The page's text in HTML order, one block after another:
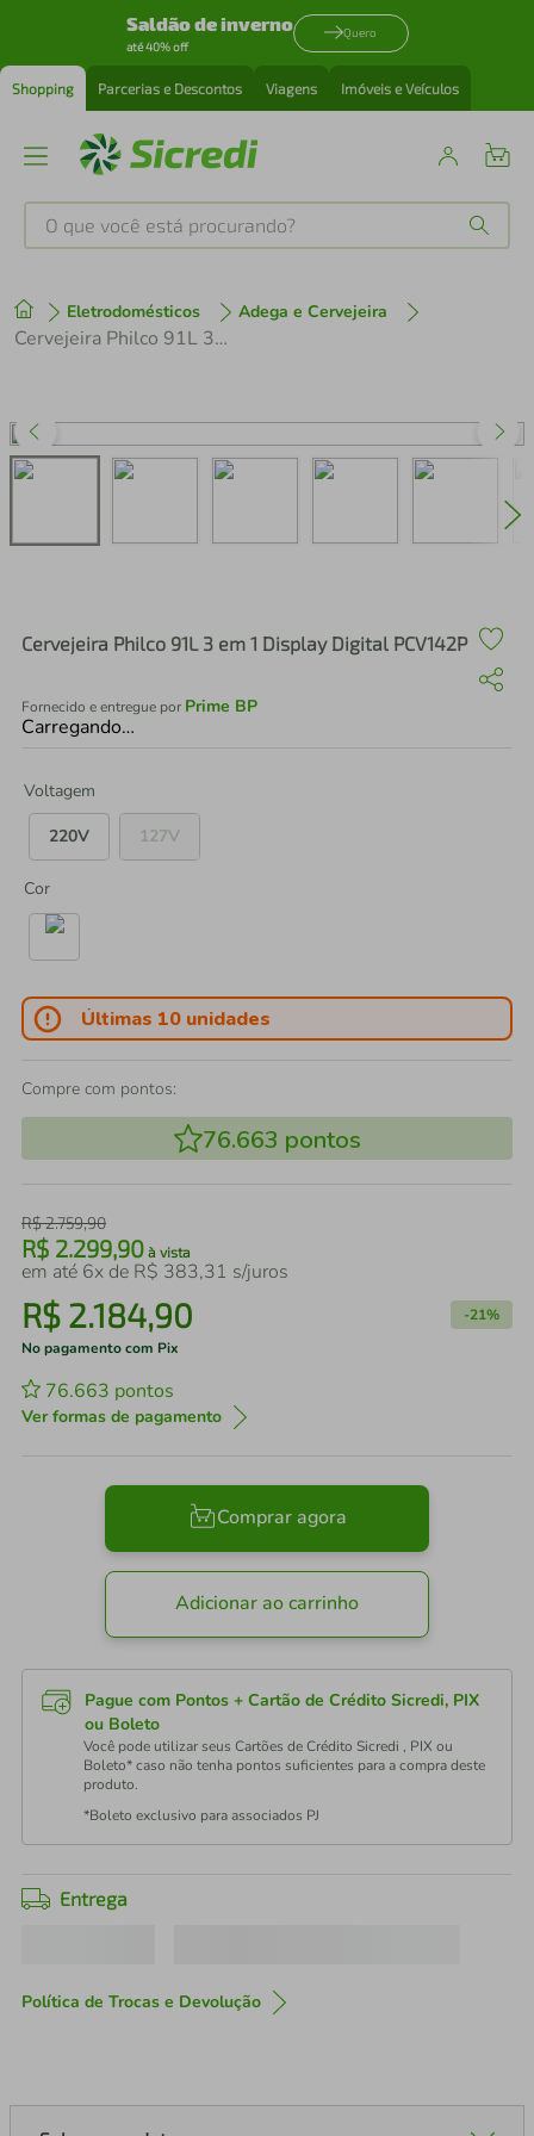
Saldão de inverno
até 40% off
Quero
Shopping Parcerias e Descontos Viagens Imóveis e Veículos
O que você está procurando?
Eletrodomésticos Adega e Cervejeira
Cervejeira Philco 91L 3 em 1 Display Digital PCV142P
Cervejeira Philco 91L 3 em 1 Display Digital PCV142P
Fornecido e entregue por Prime BP
Carregando…
Voltagem
220V
127V
Cor
Últimas 10 unidades
Compre com pontos:
76.663 pontos
R$2.759,90
R$ 2.299,90 à vista
em até 6x de R$ 383,31 s/juros
R$ 2.184,90 -21%
No pagamento com Pix
76.663 pontos
Ver formas de pagamento
Comprar agora
Adicionar ao carrinho
Pague com Pontos + Cartão de Crédito Sicredi, PIX
ou Boleto
Você pode utilizar seus Cartões de Crédito Sicredi , PIX ou
Boleto* caso não tenha pontos suficientes para a compra deste
produto.
*Boleto exclusivo para associados PJ
Entrega
Política de Trocas e Devolução
1º tenis
perfume